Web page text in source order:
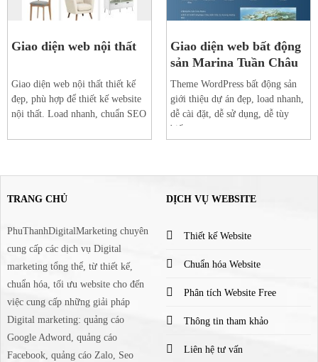
Giao diện web nội thất
Giao diện web nội thất thiết kế
đẹp, phù hợp để thiết kế website
nội thất. Load nhanh, chuẩn SEO
Giao diện web bất động
sản Marina Tuần Châu
Theme WordPress bất động sản
giới thiệu dự án đẹp, load nhanh,
dễ cài đặt, dễ sử dụng, dễ tùy
biến
TRANG CHỦ
PhuThanhDigitalMarketing chuyên
cung cấp các dịch vụ Digital
marketing tổng thể, từ thiết kế,
chuẩn hóa, tối ưu website cho đến
việc cung cấp những giải pháp
Digital marketing: quảng cáo
Google Adword, quảng cáo
Facebook, quảng cáo Zalo, Seo
DỊCH VỤ WEBSITE
Thiết kế Website
Chuẩn hóa Website
Phân tích Website Free
Thông tin tham khảo
Liên hệ tư vấn